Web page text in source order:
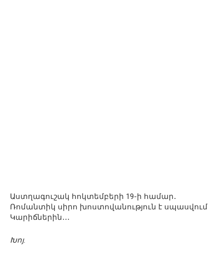
Աստղագուշակ հոկտեմբերի 19-ի համար․
Ռոմանտիկ սիրո խոստովանություն է սպասվում
Կարիճներին․․․
Խոյ.